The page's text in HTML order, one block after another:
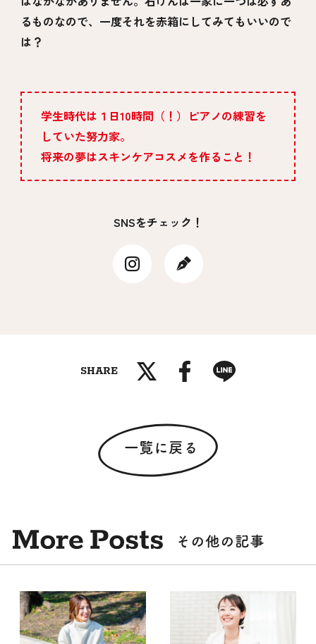
るものなので、一度それを赤箱にしてみてもいいので
は？
学生時代は１日10時間（！）ピアノの練習を
していた努力家。
将来の夢はスキンケアコスメを作ること！
SNSをチェック！
SHARE
一覧に戻る
その他の記事